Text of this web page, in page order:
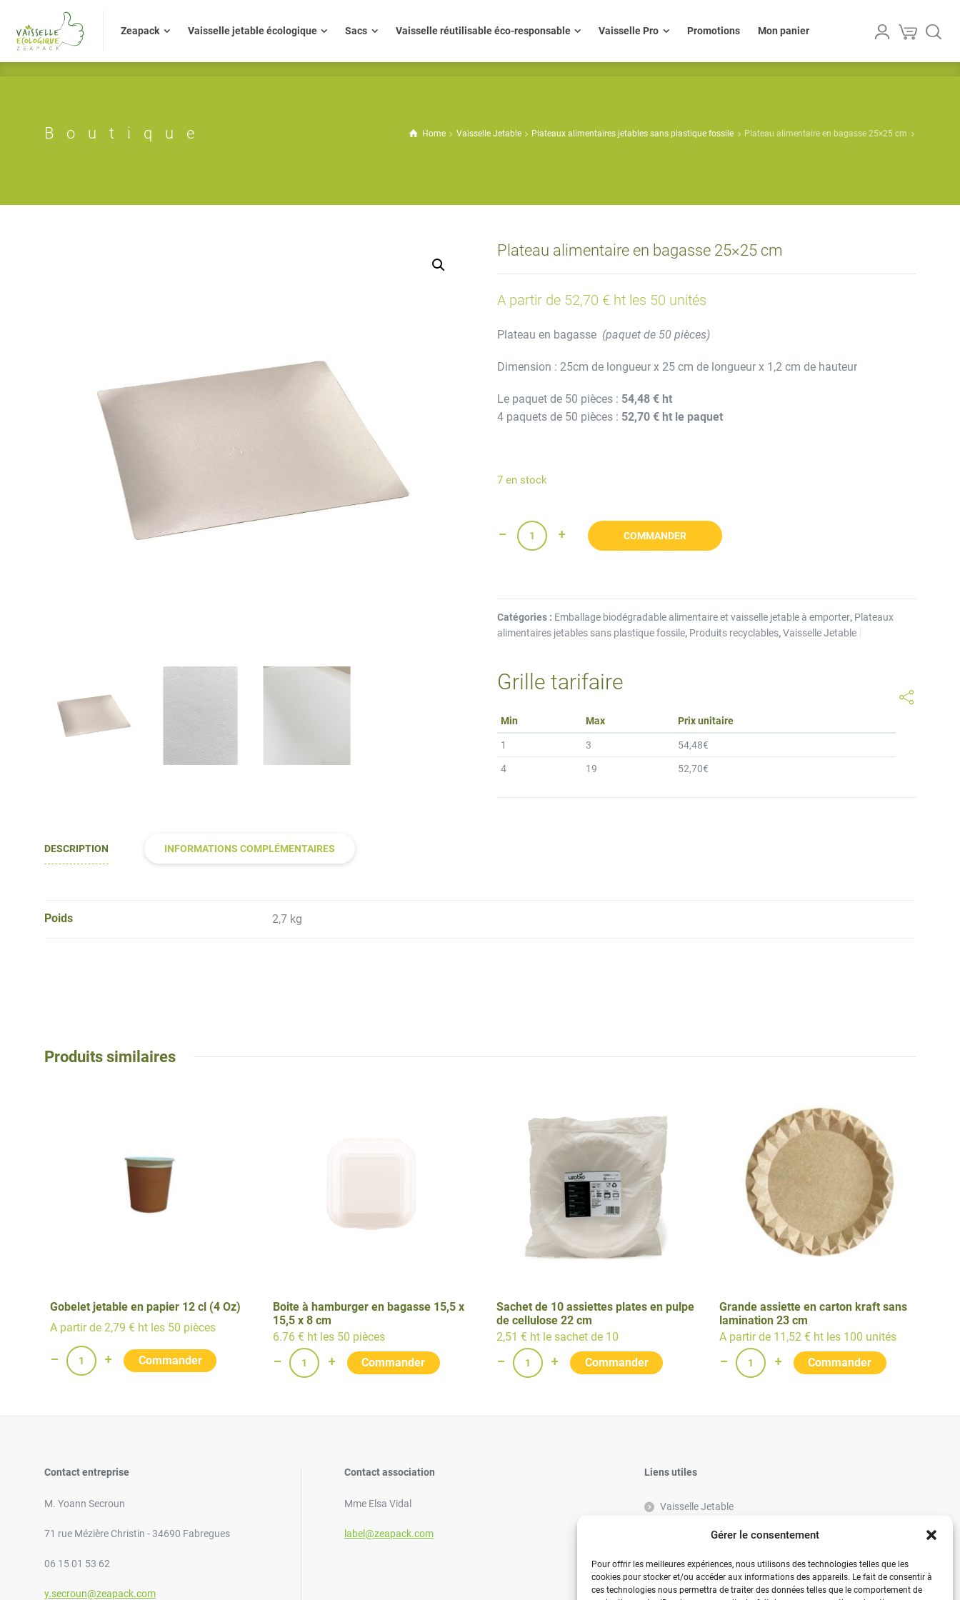
Gérer le consentement
Pour offrir les meilleures expériences, nous utilisons des technologies telles que les
cookies pour stocker et/ou accéder aux informations des appareils. Le fait de consentir à
ces technologies nous permettra de traiter des données telles que le comportement de
Zeapack Vaisselle jetable écologique Sacs Vaisselle réutilisable éco-responsable Vaisselle Pro Promotions Mon panier
Boutique Home Vaisselle Jetable Plateaux alimentaires jetables sans plastique fossile Plateau alimentaire en bagasse 25×25 cm
Plateau alimentaire en bagasse 25×25 cm
A partir de 52,70 € ht les 50 unités
Plateau en bagasse (paquet de 50 pièces)
Dimension : 25cm de longueur x 25 cm de longueur x 1,2 cm de hauteur
Le paquet de 50 pièces : 54,48 € ht
4 paquets de 50 pièces : 52,70 € ht le paquet
7 en stock
COMMANDER
Catégories : Emballage biodégradable alimentaire et vaisselle jetable à emporter, Plateaux
alimentaires jetables sans plastique fossile, Produits recyclables,Vaisselle Jetable
Grille tarifaire
Min Max Prix unitaire
1 3 54,48€
4 19 52,70€
DESCRIPTION INFORMATIONS COMPLÉMENTAIRES
Poids 2,7 kg
Produits similaires
Gobelet jetable en papier 12 cl (4 Oz)
A partir de 2,79 € ht les 50 pièces
Boite à hamburger en bagasse 15,5 x
15,5 x 8 cm
6.76 € ht les 50 pièces
Sachet de 10 assiettes plates en pulpe
de cellulose 22 cm
2,51 € ht le sachet de 10
Grande assiette en carton kraft sans
lamination 23 cm
A partir de 11,52 € ht les 100 unités
Contact entreprise
M. Yoann Secroun
71 rue Mézière Christin - 34690 Fabregues
06 15 01 53 62
y.secroun@zeapack.com
Contact association
Mme Elsa Vidal
label@zeapack.com
Liens utiles
Vaisselle Jetable
Vaisselle réutilisable éco-responsable